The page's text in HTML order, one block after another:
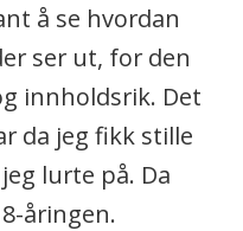
å se hvordan
ser ut, for den
innholdsrik. Det
da jeg fikk stille
lurte på. Da
åringen.